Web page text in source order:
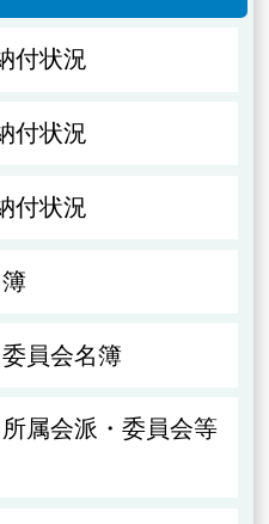
付状況
付状況
付状況
員会名簿
属会派・委員会等